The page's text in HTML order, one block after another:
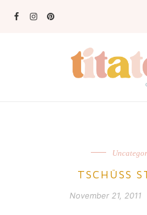
TSCHÜSS
November 21, 2011